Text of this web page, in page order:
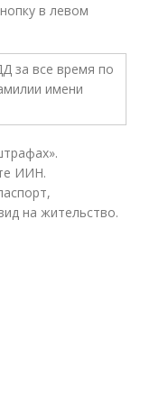
в левом
ИИН.
на жительство.